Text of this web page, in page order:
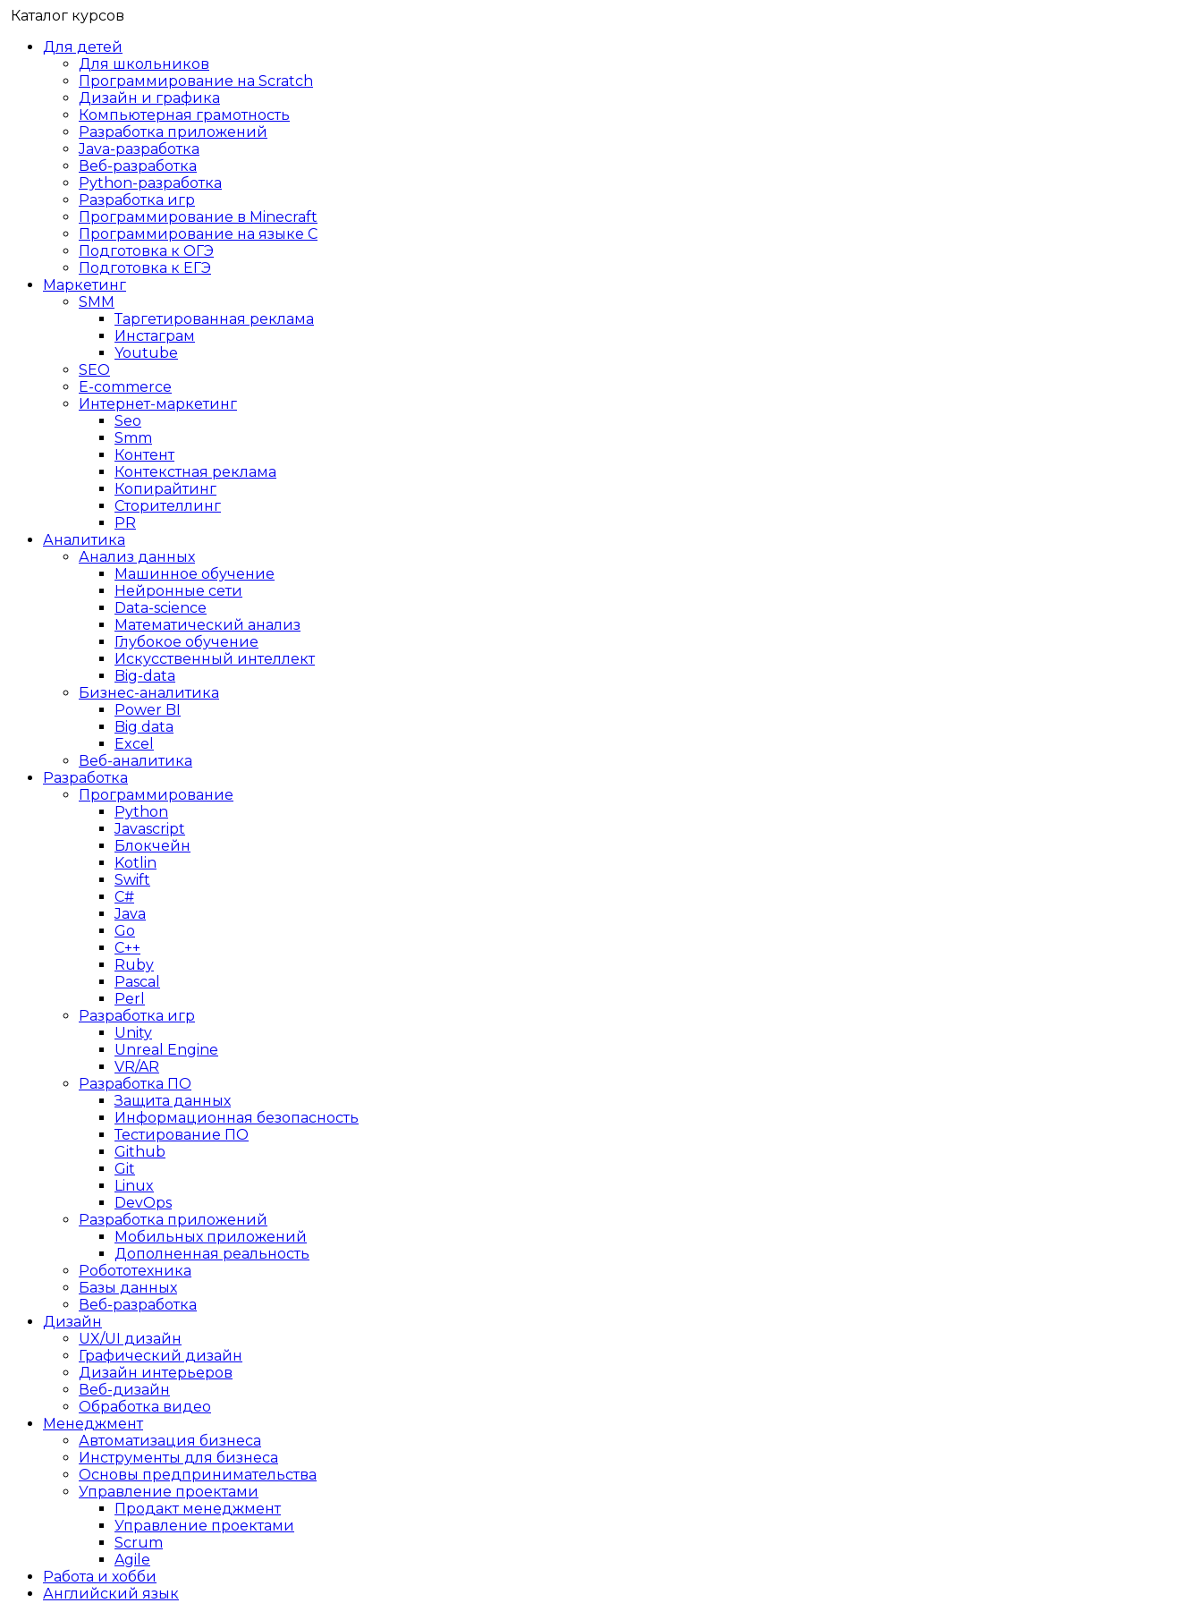
Каталог курсов
Для детей
Для школьников
Программирование на Scratch
Дизайн и графика
Компьютерная грамотность
Разработка приложений
Java-разработка
Веб-разработка
Python-разработка
Разработка игр
Программирование в Minecraft
Программирование на языке C
Подготовка к ОГЭ
Подготовка к ЕГЭ
Маркетинг
SMM
Таргетированная реклама
Инстаграм
Youtube
SEO
E-сommerce
Интернет-маркетинг
Seo
Smm
Контент
Контекстная реклама
Копирайтинг
Сторителлинг
PR
Аналитика
Анализ данных
Машинное обучение
Нейронные сети
Data-science
Математический анализ
Глубокое обучение
Искусственный интеллект
Big-data
Бизнес-аналитика
Power BI
Big data
Excel
Веб-аналитика
Разработка
Программирование
Python
Javascript
Блокчейн
Kotlin
Swift
C#
Java
Go
C++
Ruby
Pascal
Perl
Разработка игр
Unity
Unreal Engine
VR/AR
Разработка ПО
Защита данных
Информационная безопасность
Тестирование ПО
Github
Git
Linux
DevOps
Разработка приложений
Мобильных приложений
Дополненная реальность
Робототехника
Базы данных
Веб-разработка
Дизайн
UX/UI дизайн
Графический дизайн
Дизайн интерьеров
Веб-дизайн
Обработка видео
Менеджмент
Автоматизация бизнеса
Инструменты для бизнеса
Основы предпринимательства
Управление проектами
Продакт менеджмент
Управление проектами
Scrum
Agile
Работа и хобби
Английский язык